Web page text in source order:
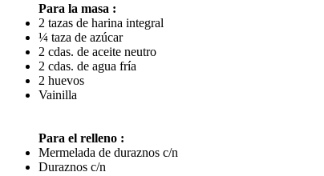
Para la masa :
2 tazas de harina integral
¼ taza de azúcar
2 cdas. de aceite neutro
2 cdas. de agua fría
2 huevos
Vainilla
Para el relleno :
Mermelada de duraznos c/n
Duraznos c/n